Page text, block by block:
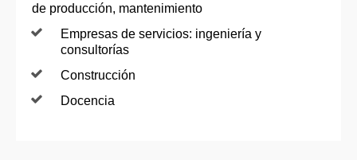
de producción, mantenimiento
Empresas de servicios: ingeniería y
consultorías
Construcción
Docencia